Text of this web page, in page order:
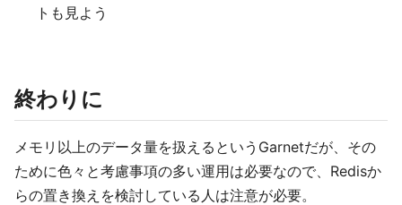
トも見よう
終わりに
メモリ以上のデータ量を扱えるというGarnetだが、その
ために色々と考慮事項の多い運用は必要なので、Redisか
らの置き換えを検討している人は注意が必要。